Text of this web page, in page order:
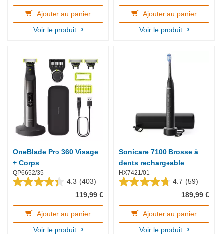
5
étoiles.
1
Ajouter au panier
Voir le produit
5
étoiles.
403
Ajouter au panier
Voir le produit
OneBlade Pro 360 Visage
+ Corps
QP6652/35
4.3 (403)
4.3
5
étoiles.
403
119,99 €
Ajouter au panier
Voir le produit
Sonicare 7100 Brosse à
dents rechargeable
HX7421/01
4.7 (59)
4.7
5
étoiles.
59
189,99 €
Ajouter au panier
Voir le produit